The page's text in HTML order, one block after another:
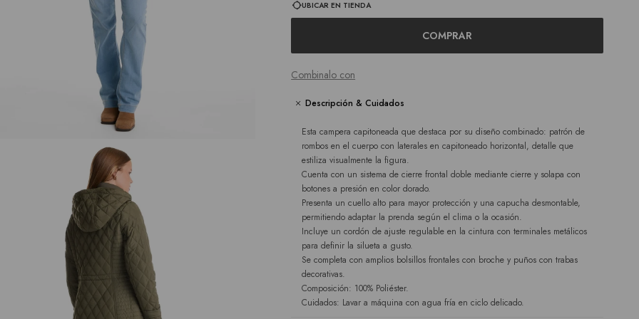
UBICAR EN TIENDA
COMPRAR
Combinalo con
Descripción & Cuidados
Esta campera capitoneada que destaca por su diseño combinado: patrón de
rombos en el cuerpo con laterales en capitoneado horizontal, detalle que
estiliza visualmente la figura.
Cuenta con un sistema de cierre frontal doble mediante cierre y solapa con
botones a presión en color dorado.
Presenta un cuello alto para mayor protección y una capucha desmontable,
permitiendo adaptar la prenda según el clima o la ocasión.
Incluye un cordón de ajuste regulable en la cintura con terminales metálicos
para definir la silueta a gusto.
Se completa con amplios bolsillos frontales con broche y puños con trabas
decorativas.
Composición: 100% Poliéster.
Cuidados: Lavar a máquina con agua fría en ciclo delicado.